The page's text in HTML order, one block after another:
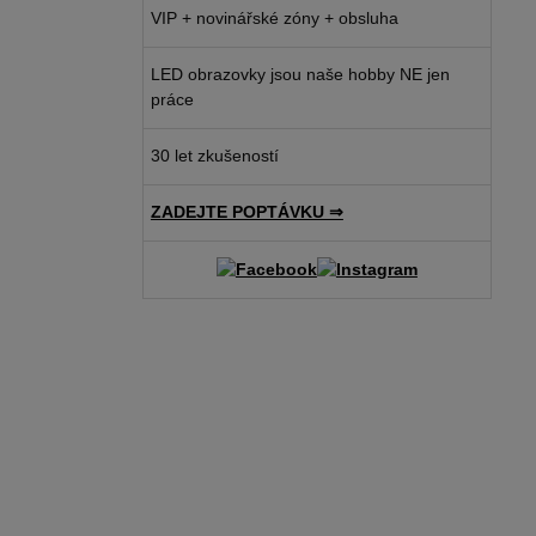
VIP + novinářské zóny + obsluha
LED obrazovky jsou naše hobby NE jen
práce
30 let zkušeností
ZADEJTE POPTÁVKU ⇒